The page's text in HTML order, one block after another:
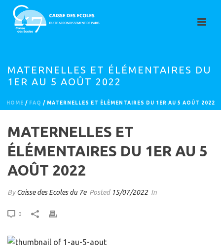
MATERNELLES ET ÉLÉMENTAIRES DU
1ER AU 5 AOÛT 2022
HOME / FAQ / MATERNELLES ET ÉLÉMENTAIRES DU 1ER AU 5 AOÛT 2022
MATERNELLES ET
ÉLÉMENTAIRES DU 1ER AU 5
AOÛT 2022
ByCaisse des Ecoles du 7e Posted 15/07/2022 In
0